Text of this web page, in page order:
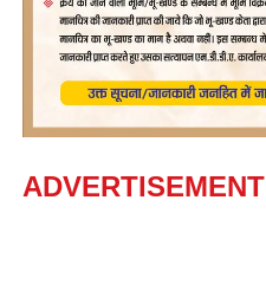
ADVERTISEMENT